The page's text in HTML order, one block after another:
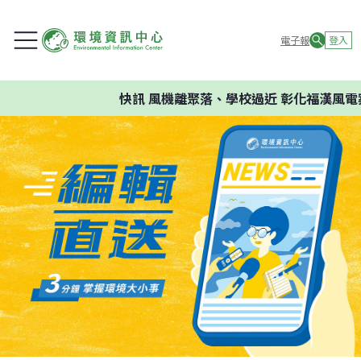
電子報 登入
快訊風機離聚落、學校過近 彰化福漢風電